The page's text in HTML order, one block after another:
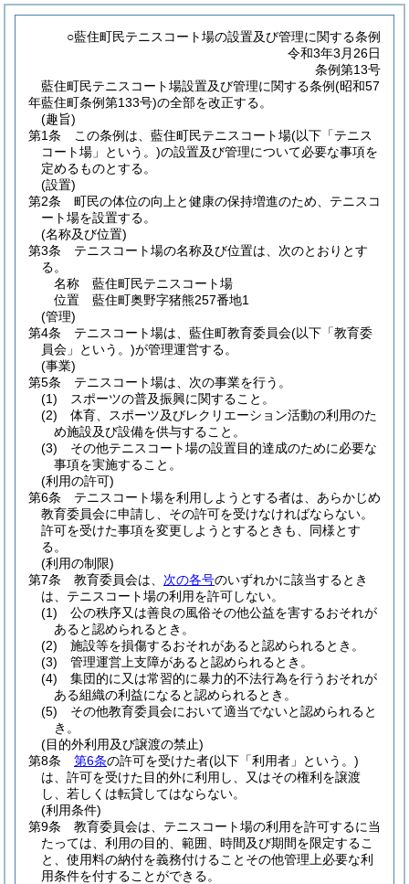
○藍住町民テニスコート場の設置及び管理に関する条例
令和3年3月26日
条例第13号
藍住町民テニスコート場設置及び管理に関する条例(昭和57
年藍住町条例第133号)の全部を改正する。
(趣旨)
第1条
この条例は、藍住町民テニスコート場(以下「テニス
コート場」という。)の設置及び管理について必要な事項を
定めるものとする。
(設置)
第2条
町民の体位の向上と健康の保持増進のため、テニスコ
ート場を設置する。
(名称及び位置)
第3条
テニスコート場の名称及び位置は、次のとおりとす
る。
名称 藍住町民テニスコート場
位置 藍住町奥野字猪熊257番地1
(管理)
第4条
テニスコート場は、藍住町教育委員会(以下「教育委
員会」という。)が管理運営する。
(事業)
第5条
テニスコート場は、次の事業を行う。
(1)
スポーツの普及振興に関すること。
(2)
体育、スポーツ及びレクリエーション活動の利用のた
め施設及び設備を供与すること。
(3)
その他テニスコート場の設置目的達成のために必要な
事項を実施すること。
(利用の許可)
第6条
テニスコート場を利用しようとする者は、あらかじめ
教育委員会に申請し、その許可を受けなければならない。
許可を受けた事項を変更しようとするときも、同様とす
る。
(利用の制限)
第7条
教育委員会は、 次の各号のいずれかに該当するとき
は、テニスコート場の利用を許可しない。
(1)
公の秩序又は善良の風俗その他公益を害するおそれが
あると認められるとき。
(2)
施設等を損傷するおそれがあると認められるとき。
(3)
管理運営上支障があると認められるとき。
(4)
集団的に又は常習的に暴力的不法行為を行うおそれが
ある組織の利益になると認められるとき。
(5)
その他教育委員会において適当でないと認められると
き。
(目的外利用及び譲渡の禁止)
第8条
第6条の許可を受けた者(以下「利用者」という。)
は、許可を受けた目的外に利用し、又はその権利を譲渡
し、若しくは転貸してはならない。
(利用条件)
第9条
教育委員会は、テニスコート場の利用を許可するに当
たっては、利用の目的、範囲、時間及び期間を限定するこ
と、使用料の納付を義務付けることその他管理上必要な利
用条件を付することができる。